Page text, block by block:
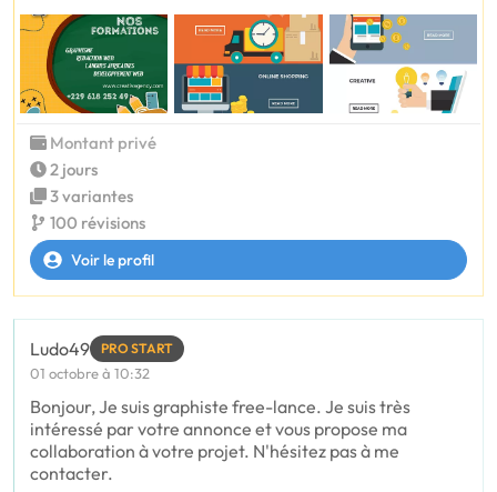
Montant privé
2 jours
3 variantes
100 révisions
Voir le profil
Ludo49 PRO START
01 octobre à 10:32
Bonjour, Je suis graphiste free-lance. Je suis très
intéressé par votre annonce et vous propose ma
collaboration à votre projet. N'hésitez pas à me
contacter.